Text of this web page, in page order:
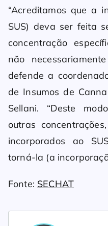
“Acreditamos que a
SUS) deva ser feita
concentração
não
defende a
de Insumos de
Sellani. “Deste
outras
incorporados ao
torná-la (a
Fonte: SECHAT